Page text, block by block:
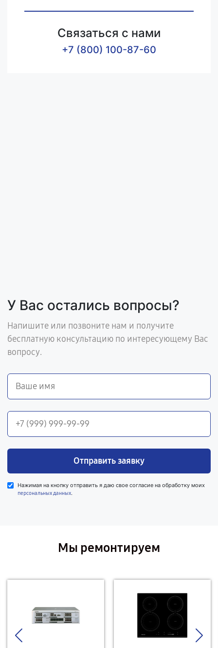
Связаться с нами
+7 (800) 100-87-60
У Вас остались вопросы?
Напишите или позвоните нам и получите
бесплатную консультацию по интересующему Вас
вопросу.
Отправить заявку
Нажимая на кнопку отправить я даю свое согласие на обработку моих
персональных данных.
Мы ремонтируем